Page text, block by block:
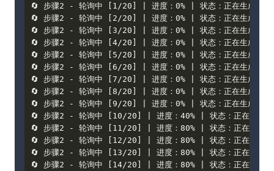
🔄 步骤2 - 轮询中 [1/20] | 进度：0% | 状态：正在生成标题
🔄 步骤2 - 轮询中 [2/20] | 进度：0% | 状态：正在生成大纲
🔄 步骤2 - 轮询中 [3/20] | 进度：0% | 状态：正在生成演示
🔄 步骤2 - 轮询中 [4/20] | 进度：0% | 状态：正在生成演示
🔄 步骤2 - 轮询中 [5/20] | 进度：0% | 状态：正在生成演示
🔄 步骤2 - 轮询中 [6/20] | 进度：0% | 状态：正在生成演示
🔄 步骤2 - 轮询中 [7/20] | 进度：0% | 状态：正在生成演示
🔄 步骤2 - 轮询中 [8/20] | 进度：0% | 状态：正在生成演示
🔄 步骤2 - 轮询中 [9/20] | 进度：0% | 状态：正在生成演示
🔄 步骤2 - 轮询中 [10/20] | 进度：40% | 状态：正在渲染
🔄 步骤2 - 轮询中 [11/20] | 进度：80% | 状态：正在输出
🔄 步骤2 - 轮询中 [12/20] | 进度：80% | 状态：正在输出
🔄 步骤2 - 轮询中 [13/20] | 进度：80% | 状态：正在输出
🔄 步骤2 - 轮询中 [14/20] | 进度：80% | 状态：正在输出